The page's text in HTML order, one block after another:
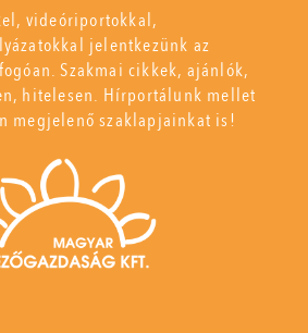
videóriportokkal,
jelentkezünk az
Szakmai cikkek, ajánlók,
hitelesen. Hírportálunk mellet
megjelenő szaklapjainkat is!